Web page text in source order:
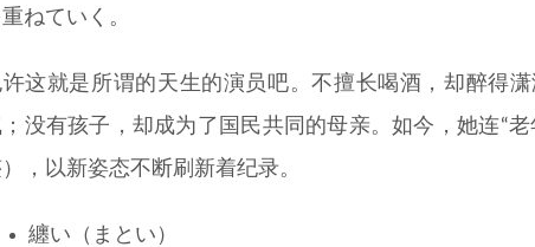
ねていく。
这就是所谓的天生的演员吧。不擅长喝酒，却醉得
没有孩子，却成为了国民共同的母亲。如今，她连“
，以新姿态不断刷新着纪录。
纏い（まとい）